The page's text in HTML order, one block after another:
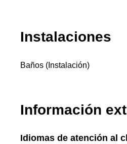
Instalaciones
Baños (Instalación)
Información
Idiomas de atención al